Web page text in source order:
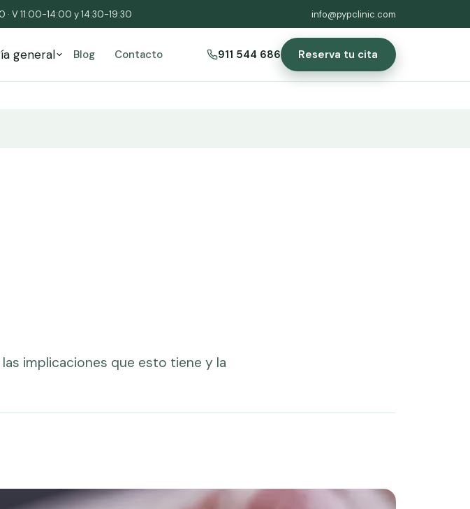
V 11:00-14:00 y 14:30-19:30 info@pypclinic.com
general Blog Contacto 911 544 686 Reserva tu cita
implicaciones que esto tiene y la